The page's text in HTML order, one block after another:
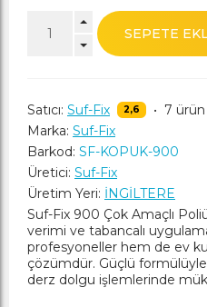
SEPETE
Satıcı: Suf-Fix 2,6 • 7
Marka: Suf-Fix
Barkod: SF-KOPUK-900
Üretici: Suf-Fix
Üretim Yeri: İNGİLTERE
Suf-Fix 900 Çok Amaçlı
verimi ve tabancalı
profesyoneller hem de ev
çözümdür. Güçlü
derz dolgu işlemlerinde